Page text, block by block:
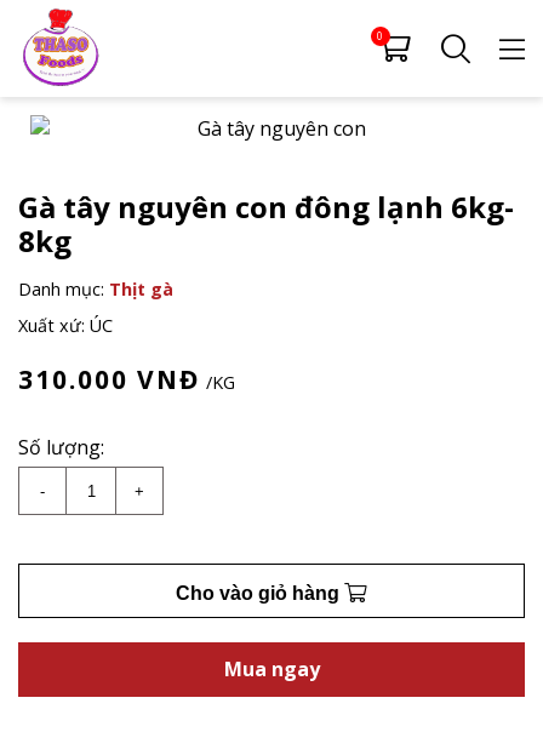
0
Gà tây nguyên con đông lạnh 6kg-
8kg
Danh mục: Thịt gà
Xuất xứ: ÚC
310.000 VNĐ /KG
Số lượng:
- Gà tây nguyên con đông lạnh 6kg-8kg số lượng
+
Cho vào giỏ hàng
Mua ngay